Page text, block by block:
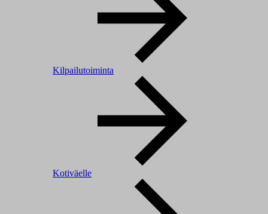
Kilpailutoiminta
Kotiväelle